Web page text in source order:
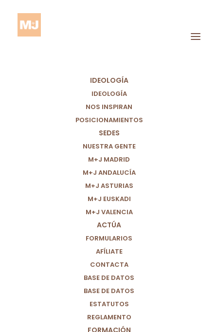
IDEOLOGÍA
IDEOLOGÍA
NOS INSPIRAN
POSICIONAMIENTOS
SEDES
NUESTRA GENTE
M+J MADRID
M+J ANDALUCÍA
M+J ASTURIAS
M+J EUSKADI
M+J VALENCIA
ACTÚA
FORMULARIOS
AFÍLIATE
CONTACTA
BASE DE DATOS
BASE DE DATOS
ESTATUTOS
REGLAMENTO
FORMACIÓN
POSICIONAMENT
ELECCIONS
CATALANES
POSICIONAMIENTO POLÍTICO